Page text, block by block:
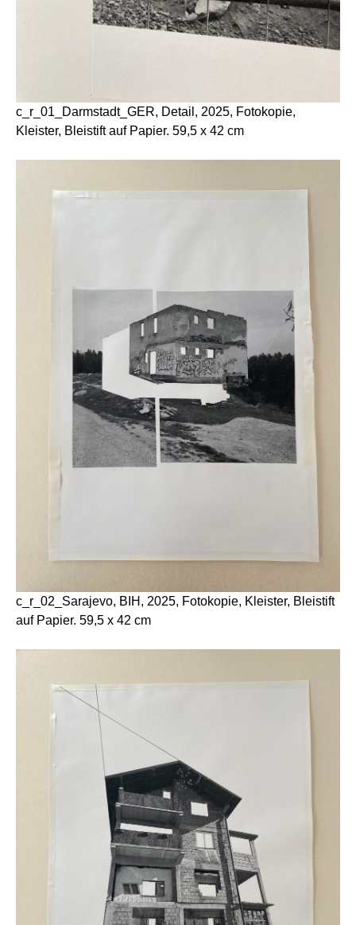
c_r_01_Darmstadt_GER, Detail, 2025, Fotokopie,
Kleister, Bleistift auf Papier. 59,5 x 42 cm
c_r_02_Sarajevo, BIH, 2025, Fotokopie, Kleister, Bleistift
auf Papier. 59,5 x 42 cm